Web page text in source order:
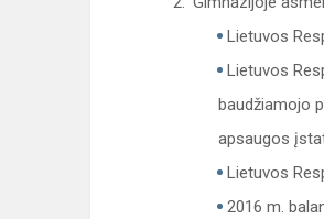
Lietuvos
Lietuvos
baudžiamojo
apsaugos
Lietuvos
2016 m.